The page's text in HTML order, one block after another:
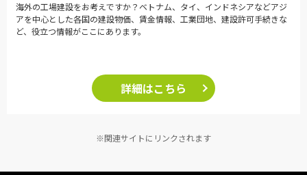
海外の工場建設をお考えですか？ベトナム、タイ、インドネシアなどアジ
アを中心とした各国の建設物価、賃金情報、工業団地、建設許可手続きな
ど、役立つ情報がここにあります。
詳細はこちら
※関連サイトにリンクされます